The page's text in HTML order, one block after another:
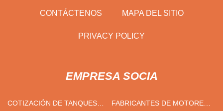
CONTÁCTENOS MAPA DEL SITIO
PRIVACY POLICY
EMPRESA SOCIA
COTIZACIÓN DE TANQUES
FABRICANTES DE MOTORES